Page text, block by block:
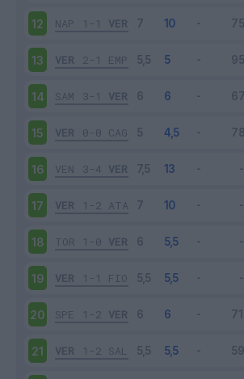
12 NAP 1-1 VER
13 VER 2-1 EMP
14 SAM 3-1 VER
15 VER 0-0 CAG
16 VEN 3-4 VER
17 VER 1-2 ATA
18 TOR 1-0 VER
19 VER 1-1 FIO
20 SPE 1-2 VER
21 VER 1-2 SAL